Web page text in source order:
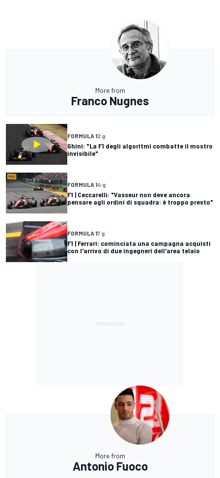
More from
Franco Nugnes
FORMULA 12 g
Ghini: "La F1 degli algoritmi combatte il mostro
invisibile"
FORMULA 14 g
F1 | Ceccarelli: "Vasseur non deve ancora
pensare agli ordini di squadra: è troppo presto"
FORMULA 17 g
F1 | Ferrari: cominciata una campagna acquisti
con l'arrivo di due ingegneri dell'area telaio
More from
Antonio Fuoco